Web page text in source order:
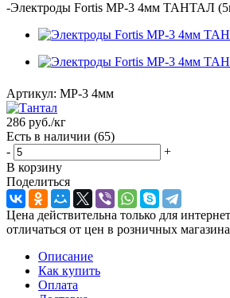
-Электроды Fortis МР-3 4мм ТАНТАЛ
Артикул: МР-3 4мм
286 руб./кг
Есть в наличии (65)
-
+
В корзину
Поделиться
Цена действительна только для
отличаться от цен в розничных
Описание
Как купить
Оплата